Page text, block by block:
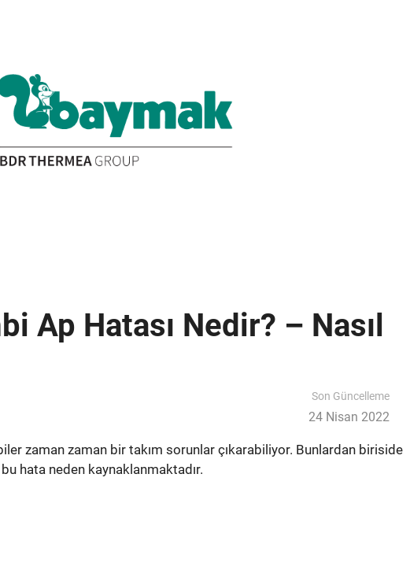
Ap Hatası Nedir? – Nasıl
Son Güncelleme
24 Nisan 2022
zaman zaman bir takım sorunlar çıkarabiliyor. Bunlardan biriside
hata neden kaynaklanmaktadır.